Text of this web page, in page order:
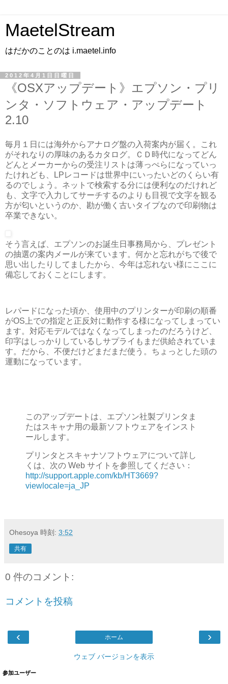
MaetelStream
はだかのことのは i.maetel.info
2012年4月1日日曜日
《OSXアップデート》エプソン・プリ
ンタ・ソフトウェア・アップデート
2.10
毎月１日には海外からアナログ盤の入荷案内が届く。これ
がそれなりの厚味のあるカタログ。ＣＤ時代になってどん
どんとメーカーからの受注リストは薄っぺらになっていっ
たけれども、LPレコードは世界中にいったいどのくらい有
るのでしょう。ネットで検索する分には便利なのだけれど
も、文字で入力してサーチするのよりも目視で文字を観る
方が匂いというのか、勘が働く古いタイプなので印刷物は
卒業できない。
そう言えば、エプソンのお誕生日事務局から、プレゼント
の抽選の案内メールが来ています。何かと忘れがちで後で
思い出したりしてましたから、今年は忘れない様にここに
備忘しておくことにします。
レパードになった頃か、使用中のプリンターが印刷の順番
がOS上での指定と正反対に動作する様になってしまってい
ます。対応モデルではなくなってしまったのだろうけど、
印字はしっかりしているしサプライもまだ供給されていま
す。だから、不便だけどまだまだ使う。ちょっとした頭の
運動になっています。
このアップデートは、エプソン社製プリンタま
たはスキャナ用の最新ソフトウェアをインスト
ールします。
プリンタとスキャナソフトウェアについて詳し
くは、次の Web サイトを参照してください：
http://support.apple.com/kb/HT3669?
viewlocale=ja_JP
Ohesoya 時刻: 3:52
共有
0 件のコメント:
コメントを投稿
‹ ›
ホーム
ウェブ バージョンを表示
参加ユーザー